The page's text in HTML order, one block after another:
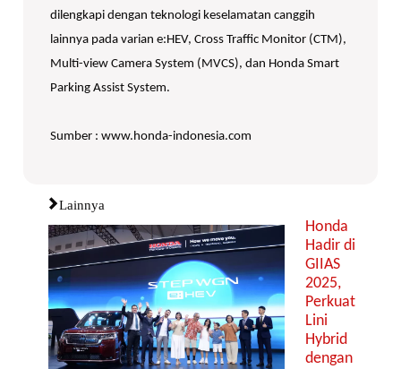
dilengkapi dengan teknologi keselamatan canggih
lainnya pada varian e:HEV, Cross Traffic Monitor (CTM),
Multi-view Camera System (MVCS), dan Honda Smart
Parking Assist System.
Sumber : www.honda-indonesia.com
Lainnya
Honda
Hadir di
GIIAS
2025,
Perkuat
Lini
Hybrid
dengan